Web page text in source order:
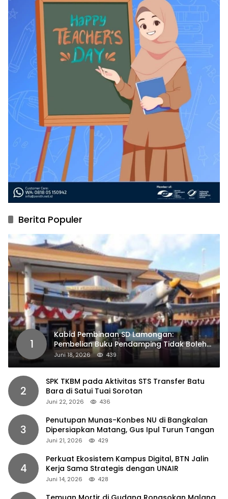
Berita Populer
1
Kabid Pembinaan SD Lamongan:
Pembelian Buku Pendamping Tidak Boleh
Dipaksakan
Juni 18, 2026 439
2
SPK TKBM pada Aktivitas STS Transfer Batu
Bara di Satui Tuai Sorotan
Juni 22, 2026 436
3
Penutupan Munas-Konbes NU di Bangkalan
Dipersiapkan Matang, Gus Ipul Turun Tangan
Juni 21, 2026 429
4
Perkuat Ekosistem Kampus Digital, BTN Jalin
Kerja Sama Strategis dengan UNAIR
Juni 14, 2026 428